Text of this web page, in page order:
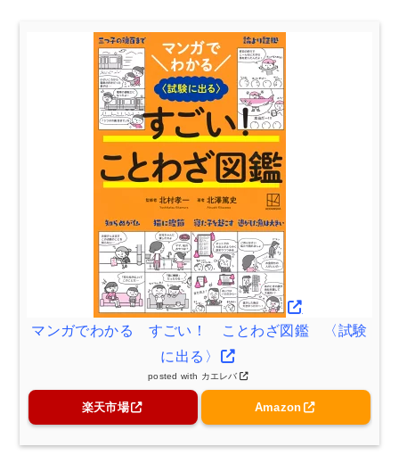
マンガでわかる すごい！ ことわざ図鑑 〈試験
に出る〉
posted with カエレバ
楽天市場 Amazon